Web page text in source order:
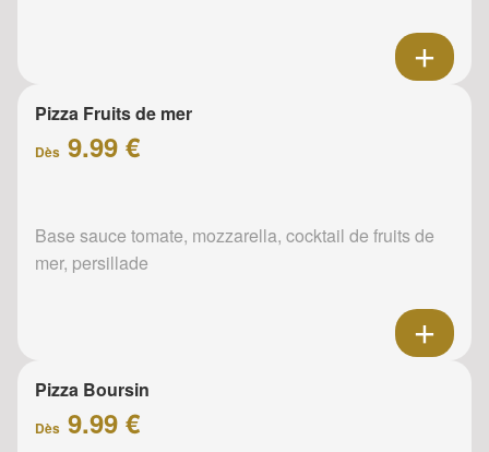
Pizza Fruits de mer
Dès 9.99 €
Base sauce tomate, mozzarella, cocktail de fruits de
mer, persillade
Pizza Boursin
Dès 9.99 €